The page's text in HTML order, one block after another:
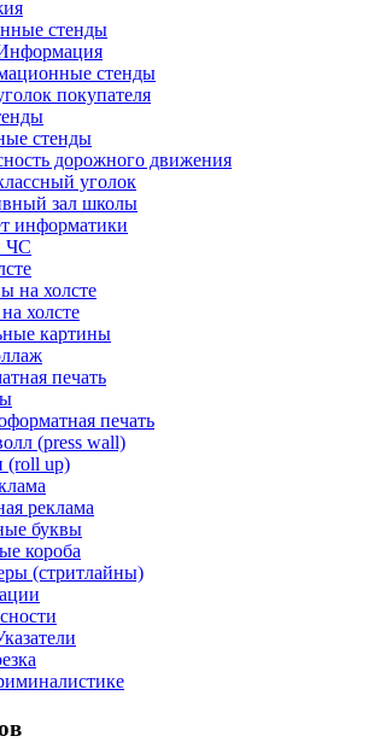
стенды
стенды
покупателя
стенды
дорожного движения
уголок
зал школы
информатики
ЧС
на холсте
холсте
картины
печать
печать
(press wall)
(roll up)
реклама
буквы
короба
(стритлайны)